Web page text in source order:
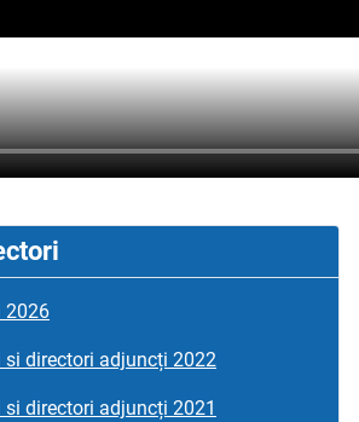
2026
si directori adjuncți 2022
si directori adjuncți 2021